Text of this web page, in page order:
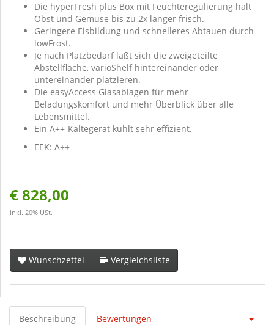
Die hyperFresh plus Box mit Feuchteregulierung hält
Obst und Gemüse bis zu 2x länger frisch.
Geringere Eisbildung und schnelleres Abtauen durch
lowFrost.
Je nach Platzbedarf läßt sich die zweigeteilte
Abstellfläche, varioShelf hintereinander oder
untereinander platzieren.
Die easyAccess Glasablagen für mehr
Beladungskomfort und mehr Überblick über alle
Lebensmittel.
Ein A++-Kältegerät kühlt sehr effizient.
EEK: A++
€ 828,00
inkl. 20% USt.
Wunschzettel Vergleichsliste
Beschreibung Bewertungen